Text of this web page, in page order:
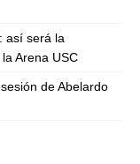
así será la
Arena USC
de Abelardo